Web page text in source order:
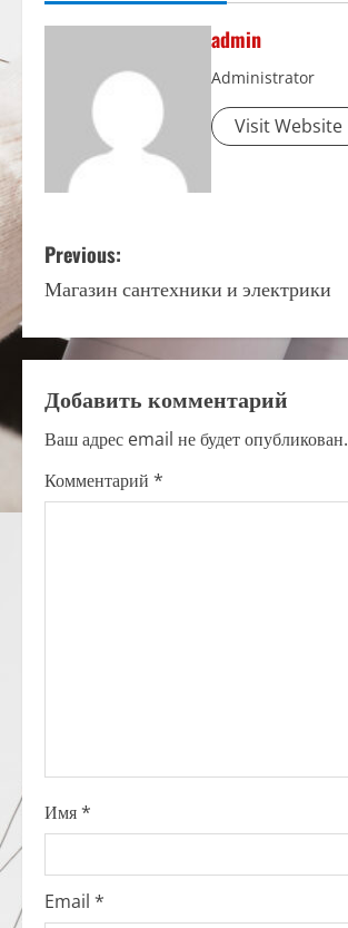
admin
Administrator
Visit Website
P
o
s
t
n
a
i
o
n
Previous:
Магазин сантехники и электрики
Добавить комментарий
Ваш адрес email не будет опубликован.
Комментарий *
Имя*
Email *